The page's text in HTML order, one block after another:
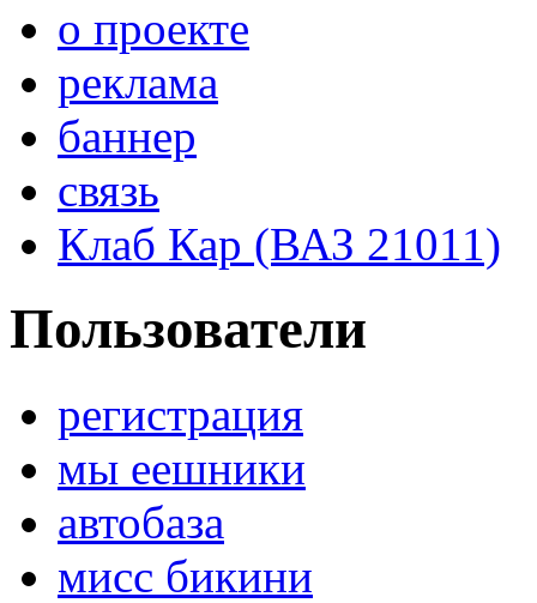
о проекте
реклама
баннер
связь
Клаб Кар (ВАЗ 21011)
Пользователи
регистрация
мы еешники
автобаза
мисс бикини